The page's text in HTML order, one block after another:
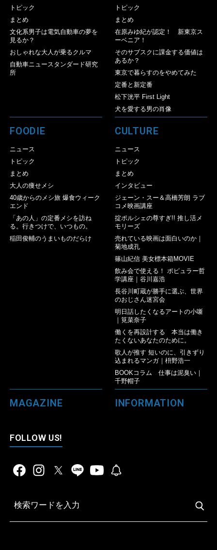
トピック
まとめ
文化系男子は電気自動車の夢を
見るか？
おしゃれな大人が乗るクルマ
自動車ニュースタンダード研究
所
トピック
まとめ
在原みゆ紀が認定！ 新東京ス
ーベニア！
そのサブスクに課金する価値は
あるか？
東京で暮らすのをやめてみた
定番と新定番
松下洸平 First Light
犬を愛する男の肖像
FOODIE
ニュース
トピック
まとめ
大人の痩せメシ
40歳からのメシ旅 爆食ウィーク
エンド
「あの人」の定番メシを訪ね
る。行きつけで、いつもの。
稲田俊輔のうまいものだらけ
CULTURE
ニュース
トピック
まとめ
インタビュー
ジェーン・スー＆高橋芳朗 ラブ
コメ映画講座
掟ポルシェの尊すぎ!! 推し活メ
モリーズ
売れている映画は面白いのか｜
菊地成孔
篠山紀信 美女標本箱MOVIE
飲み会で使える！ ポピュラー哲
学講座｜谷川嘉浩
長谷川町蔵が勝手に選ぶ、世界
のおじさん迷宮会
明日話したくなるアートの小噺
｜筧菜奈子
働くを再設計する 本当は働き
たくないあなたのために。
歌人が推す 短いのに、引きずり
込まれるマンガ｜枡野浩一
BOOKコラム 仕事は泥臭い｜
千野帽子
MAGAZINE INFORMATION
FOLLOW US!